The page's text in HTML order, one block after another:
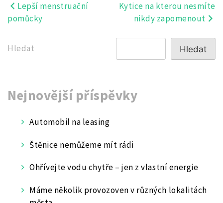
Navigace
příspěvek
Lepší menstruační
pomůcky
Kytice na kterou nesmíte
nikdy zapomenout
Hledat Hledat
Nejnovější příspěvky
Automobil na leasing
Štěnice nemůžeme mít rádi
Ohřívejte vodu chytře – jen z vlastní energie
Máme několik provozoven v různých lokalitách